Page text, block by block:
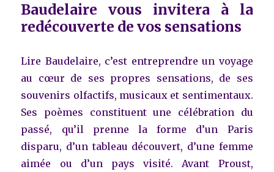
Baudelaire vous invitera à la
redécouverte de vos sensations
Lire Baudelaire, c’est entreprendre un voyage
au cœur de ses propres sensations, de ses
souvenirs olfactifs, musicaux et sentimentaux.
Ses poèmes constituent une célébration du
passé, qu’il prenne la forme d’un Paris
disparu, d’un tableau découvert, d’une femme
aimée ou d’un pays visité. Avant Proust,